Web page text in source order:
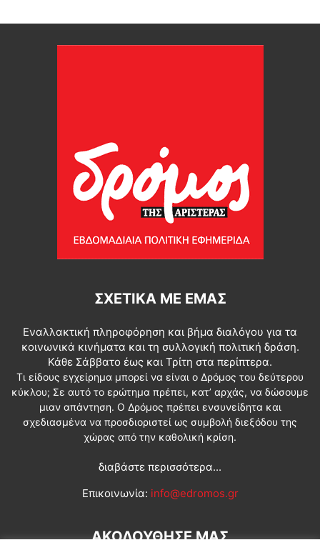
ΣΧΕΤΙΚΆ ΜΕ ΕΜΆΣ
Εναλλακτική πληροφόρηση και βήμα διαλόγου για τα
κοινωνικά κινήματα και τη συλλογική πολιτική δράση.
Κάθε Σάββατο έως και Τρίτη στα περίπτερα.
Τι είδους εγχείρημα μπορεί να είναι ο Δρόμος του δεύτερου
κύκλου; Σε αυτό το ερώτημα πρέπει, κατ’ αρχάς, να δώσουμε
μιαν απάντηση. Ο Δρόμος πρέπει ενσυνείδητα και
σχεδιασμένα να προσδιοριστεί ως συμβολή διεξόδου της
χώρας από την καθολική κρίση.
διαβάστε περισσότερα...
Επικοινωνία: info@edromos.gr